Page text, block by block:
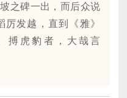
之碑一出，而后众说
发越，直到《雅》
搏虎豹者，大哉言